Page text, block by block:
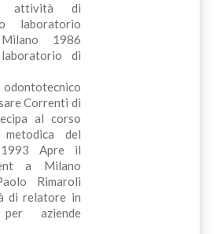
attività di
laboratorio
1986
di
Correnti di
al corso
metodica del
Apre il
a Milano
Rimaroli
di relatore in
aziende